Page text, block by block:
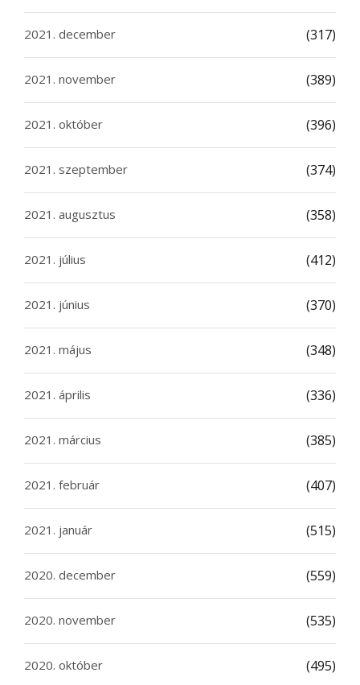
2021. december (317)
2021. november (389)
2021. október (396)
2021. szeptember (374)
2021. augusztus (358)
2021. július (412)
2021. június (370)
2021. május (348)
2021. április (336)
2021. március (385)
2021. február (407)
2021. január (515)
2020. december (559)
2020. november (535)
2020. október (495)